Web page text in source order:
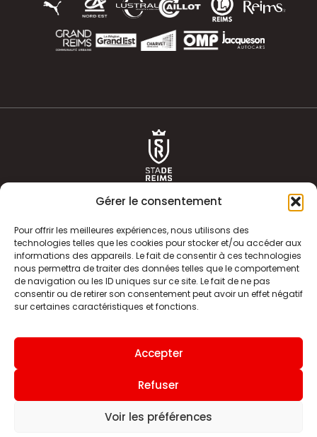
Gérer le consentement
Pour offrir les meilleures expériences, nous utilisons des
technologies telles que les cookies pour stocker et/ou accéder aux
informations des appareils. Le fait de consentir à ces technologies
nous permettra de traiter des données telles que le comportement
de navigation ou les ID uniques sur ce site. Le fait de ne pas
consentir ou de retirer son consentement peut avoir un effet négatif
sur certaines caractéristiques et fonctions.
Accepter
Refuser
Voir les préférences
ACTUALITÉS
CLUB
BOUTIQUE
HISTOIRE
ÉQUIPE PREMIERE
INFOS ET CONTACT